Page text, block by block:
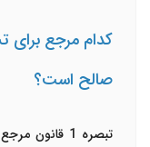
کدام مرجع برای
صالح است؟
تبصره 1 قانون مرجع تشخیص اراضی موات